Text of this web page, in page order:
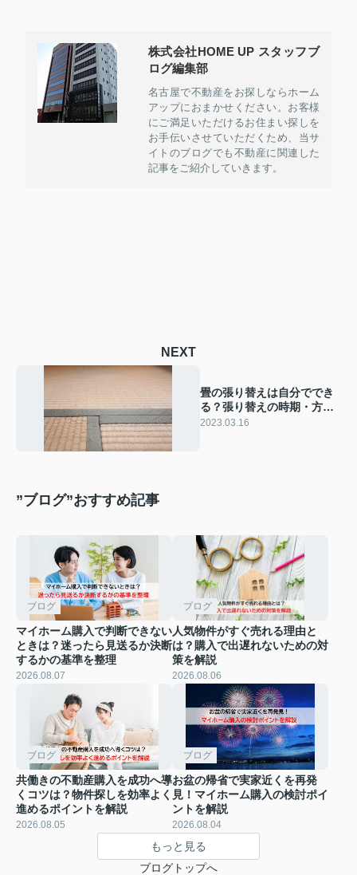
株式会社HOME UP スタッフブ
ログ編集部
名古屋で不動産をお探しならホーム
アップにおまかせください。お客様
にご満足いただけるお住まい探しを
お手伝いさせていただくため、当サ
イトのブログでも不動産に関連した
記事をご紹介していきます。
NEXT
畳の張り替えは自分ででき
る？張り替えの時期・方
法・かかる費用をご紹介！
2023.03.16
”ブログ”おすすめ記事
ブログ
マイホーム購入で判断できない
ときは？迷ったら見送るか決断
するかの基準を整理
2026.08.07
ブログ
人気物件がすぐ売れる理由と
は？購入で出遅れないための対
策を解説
2026.08.06
ブログ
共働きの不動産購入を成功へ導
くコツは？物件探しを効率よく
進めるポイントを解説
2026.08.05
ブログ
お盆の帰省で実家近くを再発
見！マイホーム購入の検討ポイ
ントを解説
2026.08.04
もっと見る
ブログトップへ